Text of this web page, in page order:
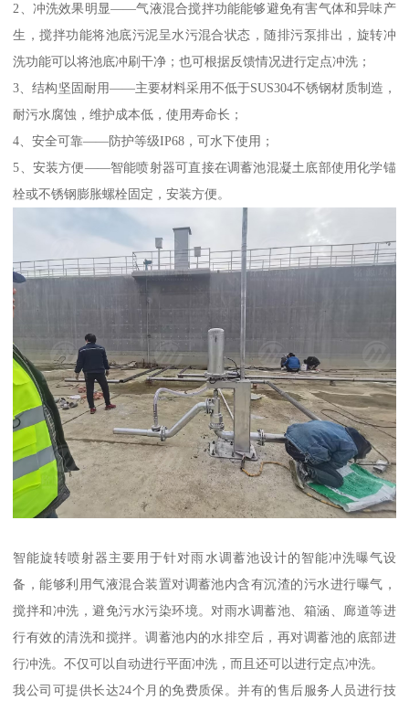
2、冲洗效果明显——气液混合搅拌功能能够避免有害气体和异味产
生，搅拌功能将池底污泥呈水污混合状态，随排污泵排出，旋转冲
洗功能可以将池底冲刷干净；也可根据反馈情况进行定点冲洗；
3、结构坚固耐用——主要材料采用不低于SUS304不锈钢材质制造，
耐污水腐蚀，维护成本低，使用寿命长；
4、安全可靠——防护等级IP68，可水下使用；
5、安装方便——智能喷射器可直接在调蓄池混凝土底部使用化学锚
栓或不锈钢膨胀螺栓固定，安装方便。
智能旋转喷射器主要用于针对雨水调蓄池设计的智能冲洗曝气设
备，能够利用气液混合装置对调蓄池内含有沉渣的污水进行曝气，
搅拌和冲洗，避免污水污染环境。对雨水调蓄池、箱涵、廊道等进
行有效的清洗和搅拌。调蓄池内的水排空后，再对调蓄池的底部进
行冲洗。不仅可以自动进行平面冲洗，而且还可以进行定点冲洗。
我公司可提供长达24个月的免费质保。并有的售后服务人员进行技